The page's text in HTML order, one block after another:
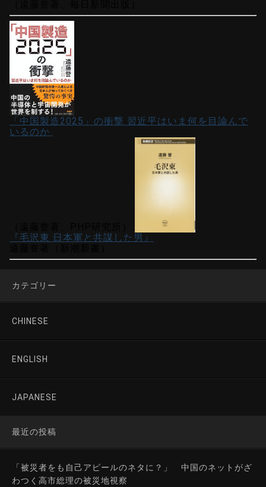
「中国製造2025」の衝撃 習近平はいま何を目論んで
いるのか
『毛沢東 日本軍と共謀した男』
カテゴリー
CHINESE
ENGLISH
JAPANESE
最近の投稿
「被災者をも自己アピールのネタに？」 中国のネットがざ
わつく高市総理の被災地視察